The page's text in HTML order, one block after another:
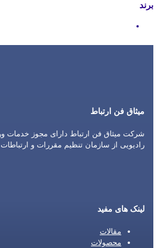
برند
میثاق فن ارتباط
شرکت میثاق فن ارتباط دارای مجوز خدمات
رادیویی از سازمان تنظیم مقررات و ارتباطات
لینک های مفید
مقالات
محصولات